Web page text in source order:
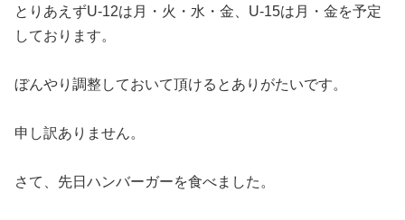
とりあえずU-12は月・火・水・金、U-15は月・金を予定
しております。
ぼんやり調整しておいて頂けるとありがたいです。
申し訳ありません。
さて、先日ハンバーガーを食べました。